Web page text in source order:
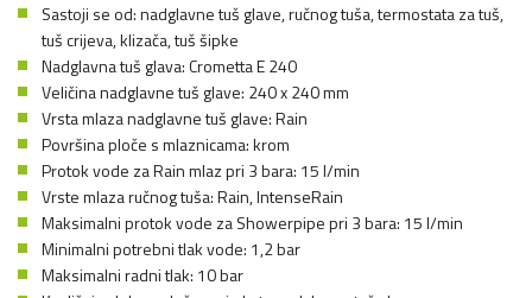
Sastoji se od: nadglavne tuš glave, ručnog tuša, termostata za tuš,
tuš crijeva, klizača, tuš šipke
Nadglavna tuš glava: Crometta E 240
Veličina nadglavne tuš glave: 240 x 240 mm
Vrsta mlaza nadglavne tuš glave: Rain
Površina ploče s mlaznicama: krom
Protok vode za Rain mlaz pri 3 bara: 15 l/min
Vrste mlaza ručnog tuša: Rain, IntenseRain
Maksimalni protok vode za Showerpipe pri 3 bara: 15 l/min
Minimalni potrebni tlak vode: 1,2 bar
Maksimalni radni tlak: 10 bar